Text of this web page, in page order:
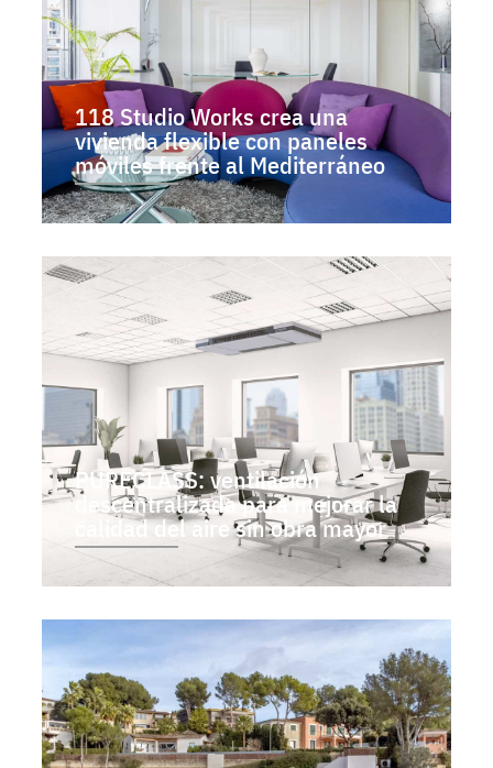
118 Studio Works crea una
vivienda flexible con paneles
móviles frente al Mediterráneo
PURECLASS: ventilación
descentralizada para mejorar la
calidad del aire sin obra mayor